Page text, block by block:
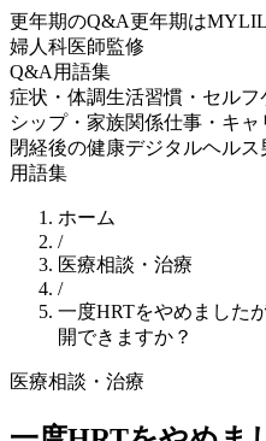
更年期のQ&A更年期は
婦人科医師監修
Q&A 用語集
症状・体調生活習慣・セルフ
シップ・家族関係仕事・キャ
閉経後の健康デジタルヘルス
用語集
ホーム
/
医療相談・治療
/
一度HRTをやめました
開できますか？
医療相談・治療